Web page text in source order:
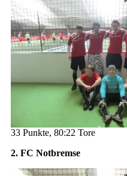
33 Punkte, 80:22 Tore
2. FC Notbremse